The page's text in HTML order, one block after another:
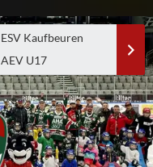
ESV Kaufbeuren
AEV U17